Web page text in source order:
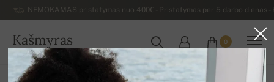
NEMOKAMAS pristatymas nuo 400€ - Pristatymas per 5 darbo dienas
Kašmyras
LIETUVA
0
Atgal
Prabangūs vyriški kašmyro megztiniai